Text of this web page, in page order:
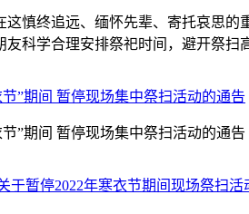
慎终追远、缅怀先辈、寄托哀思
科学合理安排祭祀时间，避开祭扫
”期间 暂停现场集中祭扫活动的通告
”期间 暂停现场集中祭扫活动的通告
于暂停2022年寒衣节期间现场祭扫活